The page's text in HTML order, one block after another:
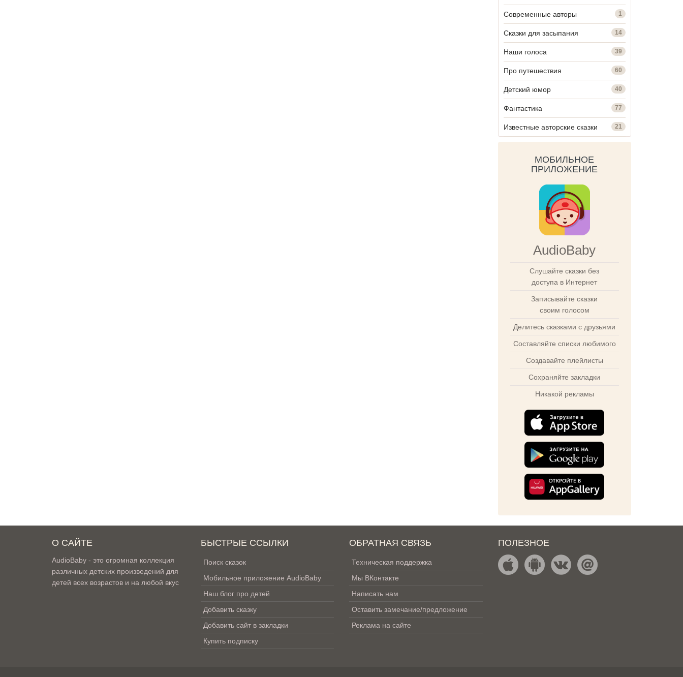
Современные авторы 1
Сказки для засыпания 14
Наши голоса 39
Про путешествия 60
Детский юмор 40
Фантастика 77
Известные авторские сказки 21
МОБИЛЬНОЕ
ПРИЛОЖЕНИЕ
AudioBaby
Слушайте сказки без
доступа в Интернет
Записывайте сказки
своим голосом
Делитесь сказками с друзьями
Составляйте списки любимого
Создавайте плейлисты
Сохраняйте закладки
Никакой рекламы
О САЙТЕ
AudioBaby - это огромная коллекция
различных детских произведений для
детей всех возрастов и на любой вкус
БЫСТРЫЕ ССЫЛКИ
Поиск сказок
Мобильное приложение AudioBaby
Наш блог про детей
Добавить сказку
Добавить сайт в закладки
Купить подписку
ОБРАТНАЯ СВЯЗЬ
Техническая поддержка
Мы ВКонтакте
Написать нам
Оставить замечание/предложение
Реклама на сайте
ПОЛЕЗНОЕ